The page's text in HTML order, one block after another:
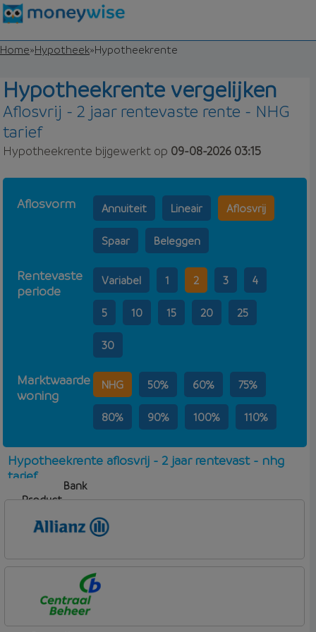
Home»Hypotheek»Hypotheekrente
Hypotheekrente vergelijken
Aflosvrij - 2 jaar rentevaste rente - NHG
tarief
Hypotheekrente bijgewerkt op 09-08-2026 03:15
Aflosvorm Annuiteit Lineair Aflosvrij
Spaar Beleggen
Rentevaste
periode
Variabel 1 2 3 4
5 10 15 20 25
30
Marktwaarde
woning
NHG 50% 60% 75%
80% 90% 100% 110%
Hypotheekrente aflosvrij - 2 jaar rentevast - nhg
tarief
Bank
Product
Allianz Bank
Allianz